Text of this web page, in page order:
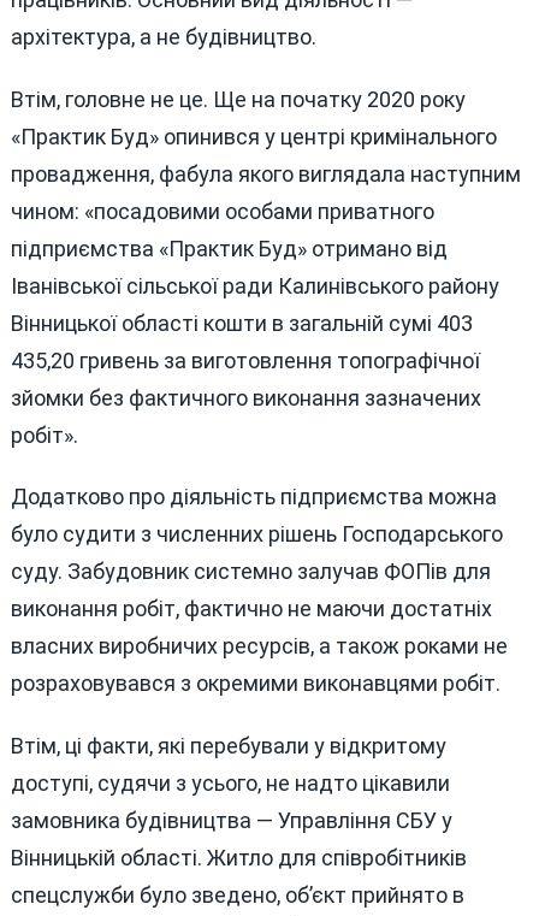
архітектура, а не будівництво.
Втім, головне не це. Ще на початку 2020 року
«Практик Буд» опинився у центрі кримінального
провадження, фабула якого виглядала наступним
чином: «посадовими особами приватного
підприємства «Практик Буд» отримано від
Іванівської сільської ради Калинівського району
Вінницької області кошти в загальній сумі 403
435,20 гривень за виготовлення топографічної
зйомки без фактичного виконання зазначених
робіт».
Додатково про діяльність підприємства можна
було судити з численних рішень Господарського
суду. Забудовник системно залучав ФОПів для
виконання робіт, фактично не маючи достатніх
власних виробничих ресурсів, а також роками не
розраховувався з окремими виконавцями робіт.
Втім, ці факти, які перебували у відкритому
доступі, судячи з усього, не надто цікавили
замовника будівництва — Управління СБУ у
Вінницькій області. Житло для співробітників
спецслужби було зведено, об’єкт прийнято в